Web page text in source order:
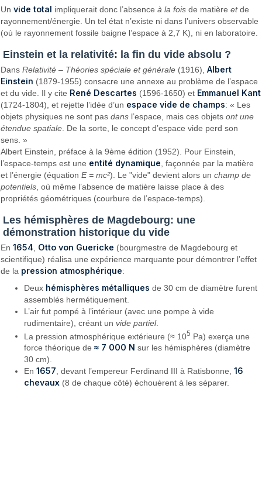
Unvide total impliquerait donc l’absenceà la fois de matièreetde
rayonnement/énergie. Un tel état n’existe ni dans l’univers observable
(où le rayonnement fossile baigne l’espace à 2,7 K), ni en laboratoire.
Einstein et la relativité: la fin du vide absolu ?
DansRelativité – Théories spéciale et générale (1916),Albert
Einstein (1879-1955) consacre une annexe au problème de l’espace
et du vide. Il y cite René Descartes (1596-1650) et Emmanuel Kant
(1724-1804), et rejette l’idée d’un espace vide de champs: « Les
objets physiques ne sont pasdans l’espace, mais ces objetsont une
étendue spatiale . De la sorte, le concept d’espace vide perd son
sens. »
Albert Einstein, préface à la 9ème édition (1952). Pour Einstein,
l’espace-temps est une entité dynamique , façonnée par la matière
et l’énergie (équationE = mc²). Le "vide" devient alors unchamp de
potentiels , où même l’absence de matière laisse place à des
propriétés géométriques (courbure de l’espace-temps).
Les hémisphères de Magdebourg: une
démonstration historique du vide
En1654 Otto von Guericke (bourgmestre de Magdebourg et
scientifique) réalisa une expérience marquante pour démontrer l’effet
de la pression atmosphérique:
Deux hémisphères métalliques de 30 cm de diamètre furent
assemblés hermétiquement.
L’air fut pompé à l’intérieur (avec une pompe à vide
rudimentaire), créant unvide partiel.
La pression atmosphérique extérieure (≈ 105 Pa) exerça une
force théorique de≈ 7 000 N sur les hémisphères (diamètre
30 cm).
En1657, devant l’empereur Ferdinand III à Ratisbonne,16
chevaux (8 de chaque côté) échouèrent à les séparer.